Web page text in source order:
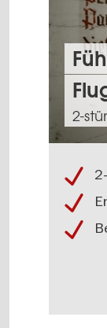
Tickets
dem
2-